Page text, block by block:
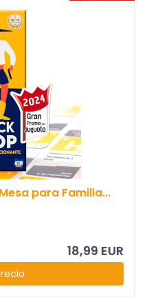
para Familia...
18,99 EUR